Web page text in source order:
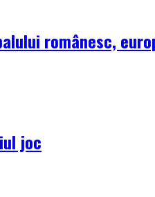
românesc,
joc